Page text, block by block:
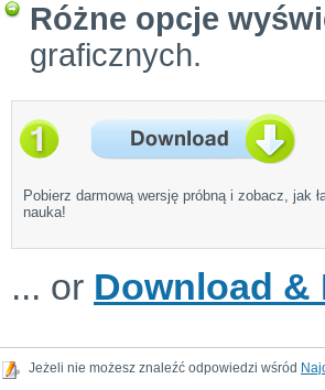
Różne opcje
graficznych.
Pobierz darmową wersję próbną i zobacz, jak
nauka!
... or Download &
Jeżeli nie możesz znaleźć odpowiedzi wśród